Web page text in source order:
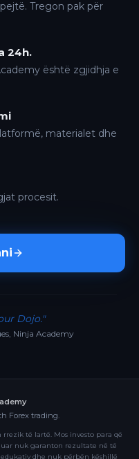
Tregon pak për
24h.
është zgjidhja e
materialet dhe
procesit.
Dojo."
Ninja Academy
Forex trading.
të lartë. Mos investo para që
nuk garanton rezultate në të
dhe nuk përbën këshillë